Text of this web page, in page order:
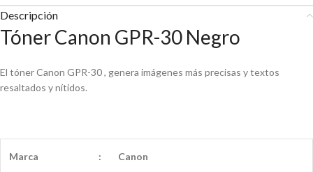
Descripción
Tóner Canon GPR-30 Negro
El tóner Canon GPR-30 , genera imágenes más precisas y textos
resaltados y nítidos.
Marca : Canon